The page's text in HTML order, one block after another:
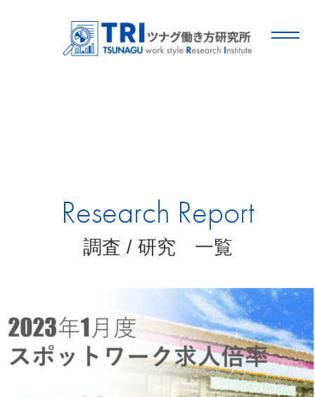
Research Report
調査 / 研究 一覧